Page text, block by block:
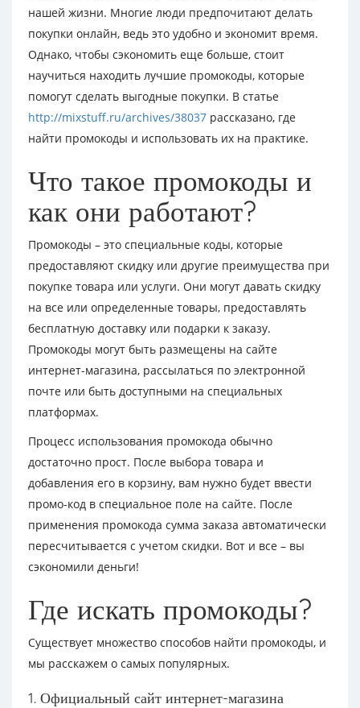
нашей жизни. Многие люди предпочитают делать
покупки онлайн, ведь это удобно и экономит время.
Однако, чтобы сэкономить еще больше, стоит
научиться находить лучшие промокоды, которые
помогут сделать выгодные покупки. В статье
http://mixstuff.ru/archives/38037 рассказано, где
найти промокоды и использовать их на практике.
Что такое промокоды и
как они работают?
Промокоды – это специальные коды, которые
предоставляют скидку или другие преимущества при
покупке товара или услуги. Они могут давать скидку
на все или определенные товары, предоставлять
бесплатную доставку или подарки к заказу.
Промокоды могут быть размещены на сайте
интернет-магазина, рассылаться по электронной
почте или быть доступными на специальных
платформах.
Процесс использования промокода обычно
достаточно прост. После выбора товара и
добавления его в корзину, вам нужно будет ввести
промо-код в специальное поле на сайте. После
применения промокода сумма заказа автоматически
пересчитывается с учетом скидки. Вот и все – вы
сэкономили деньги!
Где искать промокоды?
Существует множество способов найти промокоды, и
мы расскажем о самых популярных.
1. Официальный сайт интернет-магазина